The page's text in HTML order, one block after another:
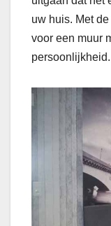
uw huis. Met
voor een muur